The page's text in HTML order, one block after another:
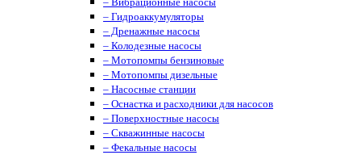
– Гидроаккумуляторы
– Дренажные насосы
– Колодезные насосы
– Мотопомпы бензиновые
– Мотопомпы дизельные
– Насосные станции
– Оснастка и расходники для насосов
– Поверхностные насосы
– Скважинные насосы
– Фекальные насосы